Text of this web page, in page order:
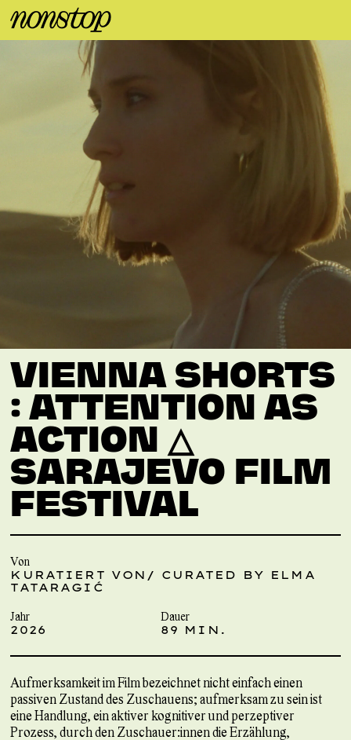
VIENNA SHORTS
: ATTENTION AS
ACTION △
SARAJEVO FILM
FESTIVAL
Von
KURATIERT VON/ CURATED BY ELMA
TATARAGIĆ
Jahr
2026
Dauer
89 MIN.
Aufmerksamkeit im Film bezeichnet nicht einfach einen
passiven Zustand des Zuschauens; aufmerksam zu sein ist
eine Handlung, ein aktiver kognitiver und perzeptiver
Prozess, durch den Zuschauer:innen die Erzählung,